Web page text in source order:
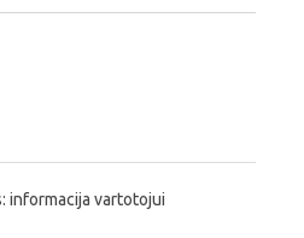
informacija vartotojui